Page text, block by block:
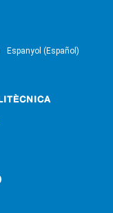
Espanyol (Español)